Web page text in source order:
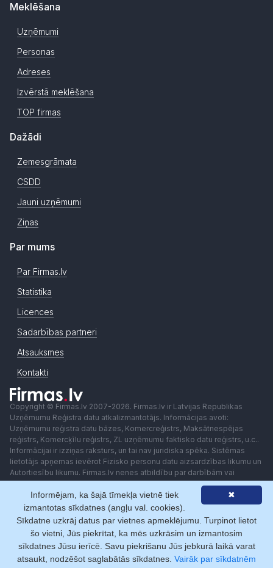
Meklēšana
Uzņēmumi
Personas
Adreses
Izvērstā meklēšana
TOP firmas
Dažādi
Zemesgrāmata
CSDD
Jauni uzņēmumi
Ziņas
Par mums
Par Firmas.lv
Statistika
Licences
Sadarbības partneri
Atsauksmes
Kontakti
Copyright © Firmas.lv 2007-2026. Firmas.lv ir Latvijas Republikas
Uzņēmumu Reģistra datu atkalizmantotājs. Informācijas avoti:
Uzņēmumu reģistra datu bāzes, Komercreģistrs, Maksātnespējas
reģistrs, Komercķīlu reģistrs, ZL uzņēmumu faktisko datu reģistrs, u.c..
Informācijai ir izziņas raksturs, un tai nav juridiska spēka. Sistēmas
lietotājs apņemas ievērot Fizisko personu datu aizsardzības likumu un
Autortiesību likumu. Firmas.lv nenes atbildību par darbībām vai
lēmumiem, kas balstīti uz saņemto pakalpojumu. Lietotājam aizliegts
izmantot jebkādas automatizētas sistēmas vai iekārtas (robotus)
piekļuvei sistēmai bez rakstiskas saskaņošanas ar Firmas.lv. Galvenā
redaktore: Ingūna Pempere.
Lietošanas noteikumi
Privātuma politika Norēķini ar
✖
Informējam, ka šajā tīmekļa vietnē tiek
izmantotas sīkdatnes (angļu val. cookies).
Sīkdatne uzkrāj datus par vietnes apmeklējumu. Turpinot lietot
šo vietni, Jūs piekrītat, ka mēs uzkrāsim un izmantosim
sīkdatnes Jūsu ierīcē. Savu piekrišanu Jūs jebkurā laikā varat
atsaukt, nodzēšot saglabātās sīkdatnes. Vairāk par sīkdatnēm